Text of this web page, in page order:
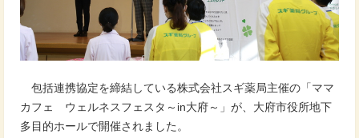
包括連携協定を締結している株式会社スギ薬局主催の「ママ
カフェ ウェルネスフェスタ～in大府～」が、大府市役所地下
多目的ホールで開催されました。